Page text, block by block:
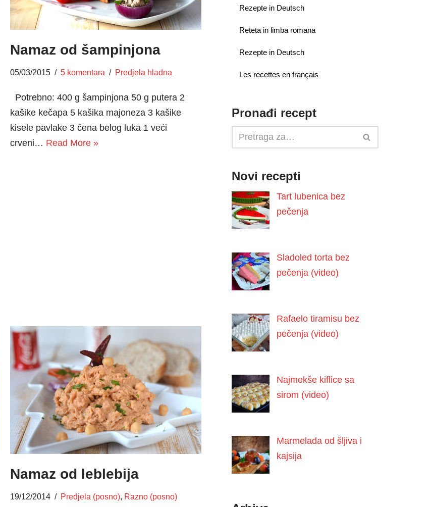
Namaz od šampinjona
05/03/2015 5 komentara Predjela hladna
Potrebno: 400 g šampinjona 50 g putera 2
kašike kečapa 5 kašika majoneza 3 kašike
kisele pavlake 3 čena belog luka 1 veći
crveni… Read More »
Namaz od leblebija
19/12/2014 Predjela (posno), Razno (posno)
Rezepte in Deutsch
Reteta in limba romana
Rezepte in Deutsch
Les recettes en français
Pronađi recept
Novi recepti
Tart lubenica bez
pečenja
Sladoled torta bez
pečenja (video)
Rafaelo tiramisu bez
pečenja (video)
Najmekše kiflice sa
sirom (video)
Marmelada od šljiva i
kajsija